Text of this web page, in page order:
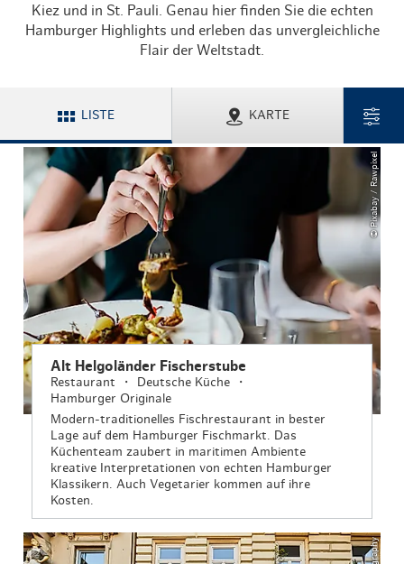
Kiez und in St. Pauli. Genau hier finden Sie die echten
Hamburger Highlights und erleben das unvergleichliche
Flair der Weltstadt.
LISTE KARTE
© Pixabay / Rawpixel
Alt Helgoländer Fischerstube
Restaurant
Deutsche Küche
Hamburger Originale
Modern-traditionelles Fischrestaurant in bester
Lage auf dem Hamburger Fischmarkt. Das
Küchenteam zaubert in maritimen Ambiente
kreative Interpretationen von echten Hamburger
Klassikern. Auch Vegetarier kommen auf ihre
Kosten.